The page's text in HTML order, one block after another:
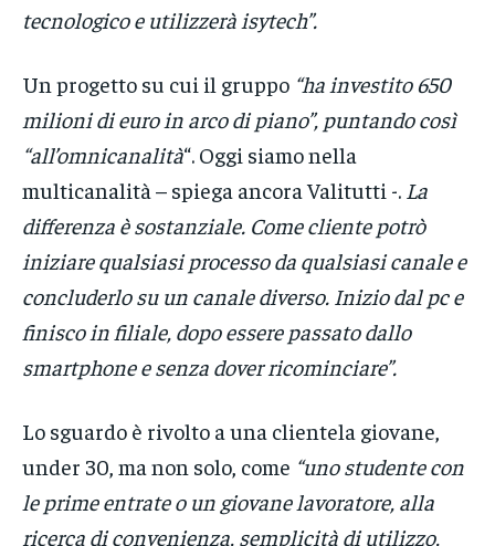
tecnologico e utilizzerà isytech”.
Un progetto su cui il gruppo “ha investito 650
milioni di euro in arco di piano”, puntando così
“all’omnicanalità“. Oggi siamo nella
multicanalità – spiega ancora Valitutti -. La
differenza è sostanziale. Come cliente potrò
iniziare qualsiasi processo da qualsiasi canale e
concluderlo su un canale diverso. Inizio dal pc e
finisco in filiale, dopo essere passato dallo
smartphone e senza dover ricominciare”.
Lo sguardo è rivolto a una clientela giovane,
under 30, ma non solo, come “uno studente con
le prime entrate o un giovane lavoratore, alla
ricerca di convenienza, semplicità di utilizzo,